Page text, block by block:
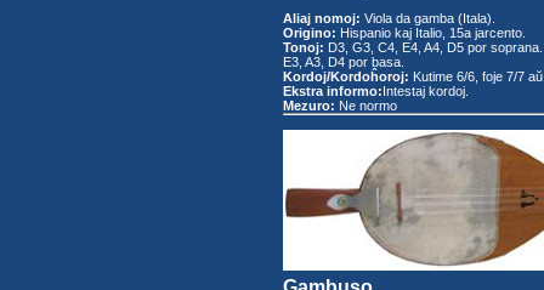
Aliaj nomoj: Viola da gamba (Itala).
Origino: Hispanio kaj Italio, 15a jarcento.
Tonoj: D3, G3, C4, E4, A4, D5 por
E3, A3, D4 por basa.
Kordoj/Kordoĥoroj: Kutime 6/6, foje 7/7
Ekstra informo:Intestaj kordoj.
Mezuro: Ne normo